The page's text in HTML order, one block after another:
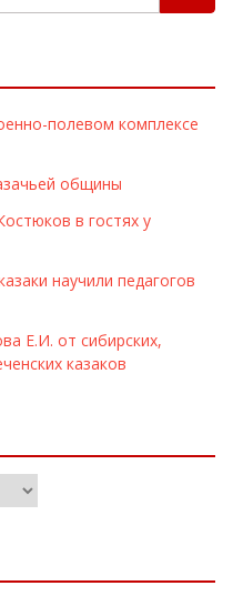
полевом комплексе
общины
в гостях у
научили педагогов
Е.И. от сибирских,
казаков